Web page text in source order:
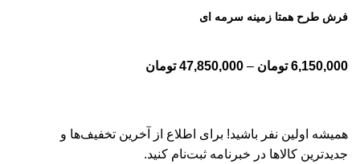
فرش طرح همتا زمینه سرمه ای
6,150,000 تومان –
47,850,000 تومان
همیشه اولین نفر باشید! برای اطلاع از آخرین تخفیف‌ها و
جدیدترین کالاها در خبرنامه ثبت‌نام کنید.